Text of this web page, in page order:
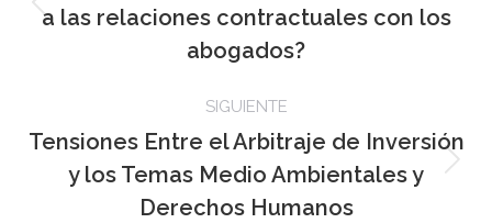
publicacionesPublicación
anterior:
a las relaciones contractuales con los
abogados?
SIGUIENTE
Publicación
siguiente:
Tensiones Entre el Arbitraje de Inversión
y los Temas Medio Ambientales y
Derechos Humanos